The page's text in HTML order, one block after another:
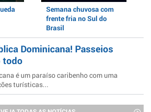
Semana chuvosa com
frente fria no Sul do
Brasil
Dominicana! Passeios
todo
é um paraíso caribenho com uma
turísticas...